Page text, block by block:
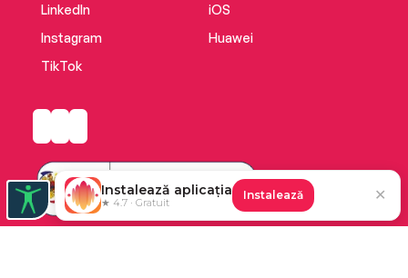
LinkedIn
Instagram
TikTok
iOS
Huawei
Instalează aplicația
★ 4.7 · Gratuit
Instalează ✕